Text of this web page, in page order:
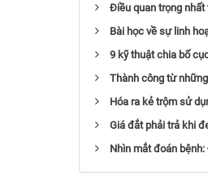
Điều quan trọng
Bài học về sự linh
9 kỹ thuật chia bố
Thành công từ
Hóa ra kẻ trộm sử
Giá đắt phải trả khi
Nhìn mắt đoán